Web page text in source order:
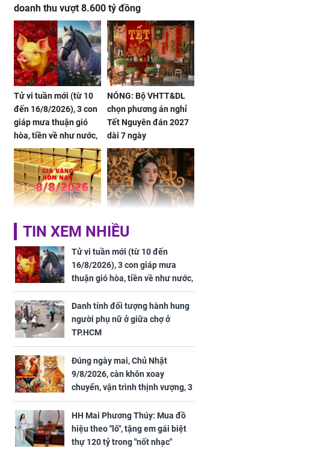
doanh thu vượt 8.600 tỷ đồng
Tử vi tuần mới (từ 10
đến 16/8/2026), 3 con
giáp mưa thuận gió
hòa, tiền về như nước,
bạc vàng dư dả, Phú
Quý Vinh Hoa, vận
trình khai sáng
NÓNG: Bộ VHTT&DL
chọn phương án nghỉ
Tết Nguyên đán 2027
dài 7 ngày
Giá vàng hôm nay,
ngày 8/8/2026: Tăng
vọt lên 144 triệu
đồng/lượng
'Bách Hoa Sát' vừa kết
thúc, Mạnh Tử Nghĩa
đã vướng tranh luận
Trong 4 ngày cuối
tháng 6 âm lịch, 3 con
giáp vượng phát Tài
Lộc, Phú Quý trăm bề,
đổi mệnh Phượng
Hoàng, ôm trọn cơ
ngơi đồ sộ
TIN XEM NHIỀU
Tử vi tuần mới (từ 10 đến
16/8/2026), 3 con giáp mưa
thuận gió hòa, tiền về như nước,
bạc vàng dư dả, Phú Quý Vinh
Hoa, vận trình khai sáng
Danh tính đối tượng hành hung
người phụ nữ ở giữa chợ ở
TP.HCM
Đúng ngày mai, Chủ Nhật
9/8/2026, càn khôn xoay
chuyển, vận trình thịnh vượng, 3
con giáp nhận phúc khí nhà trời,
tình tiền đỏ như son, vận may
hanh thông
HH Mai Phương Thúy: Mua đồ
hiệu theo "lô", tặng em gái biệt
thự 120 tỷ trong "nốt nhạc"